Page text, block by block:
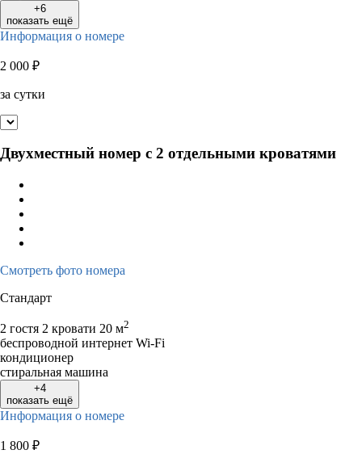
+6
показать ещё
Информация о номере
2 000 ₽
за сутки
Двухместный номер с 2 отдельными кроватями
Смотреть фото номера
Стандарт
2 гостя 2 кровати 20 м2
беспроводной интернет Wi-Fi
кондиционер
стиральная машина
+4
показать ещё
Информация о номере
1 800 ₽